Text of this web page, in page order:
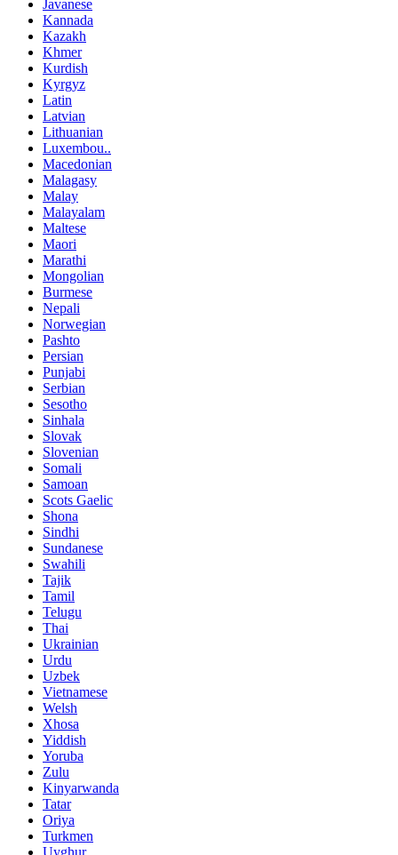
Javanese
Kannada
Kazakh
Khmer
Kurdish
Kyrgyz
Latin
Latvian
Lithuanian
Luxembou..
Macedonian
Malagasy
Malay
Malayalam
Maltese
Maori
Marathi
Mongolian
Burmese
Nepali
Norwegian
Pashto
Persian
Punjabi
Serbian
Sesotho
Sinhala
Slovak
Slovenian
Somali
Samoan
Scots Gaelic
Shona
Sindhi
Sundanese
Swahili
Tajik
Tamil
Telugu
Thai
Ukrainian
Urdu
Uzbek
Vietnamese
Welsh
Xhosa
Yiddish
Yoruba
Zulu
Kinyarwanda
Tatar
Oriya
Turkmen
Uyghur